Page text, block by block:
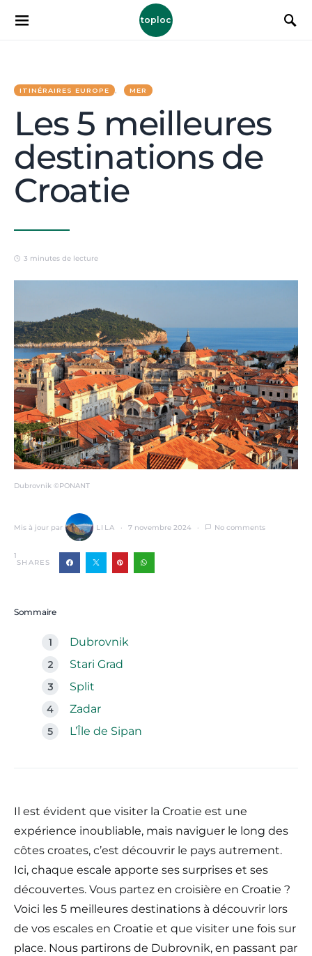
toploc
ITINÉRAIRES EUROPE MER
Les 5 meilleures
destinations de
Croatie
3 minutes de lecture
Dubrovnik ©PONANT
Mis à jour par LILA 7 novembre 2024 No comments
1
SHARES
Sommaire
Dubrovnik
Stari Grad
Split
Zadar
L’Île de Sipan
Il est évident que visiter la Croatie est une
expérience inoubliable, mais naviguer le long des
côtes croates, c’est découvrir le pays autrement.
Ici, chaque escale apporte ses surprises et ses
découvertes. Vous partez en croisière en Croatie ?
Voici les 5 meilleures destinations à découvrir lors
de vos escales en Croatie et que visiter une fois sur
place. Nous partirons de Dubrovnik, en passant par